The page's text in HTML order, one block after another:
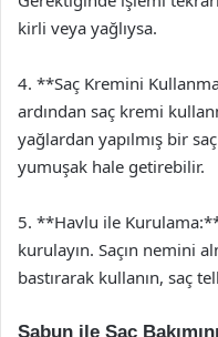
kirli veya yağlıysa.
4. **Saç Kremini
ardından saç kremi
yağlardan yapılmış bir
yumuşak hale getirebilir.
5. **Havlu ile Kurulama:**
kurulayın. Saçın nemini
bastırarak kullanın, saç
Sabun ile Saç